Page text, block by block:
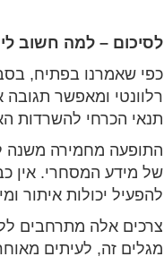
לסיכום – למה חשוב לי
כפי שאמרנו בפתיח,
רלוונטי ומאפשר תגובה
תנאי הכרחי להשרדות
התופעה מחמירה משנה
של מידע המסחרי. אין
להפעיל יכולות איתור
צרכים אלה מתרחבים
מגלים זה, לעיתים